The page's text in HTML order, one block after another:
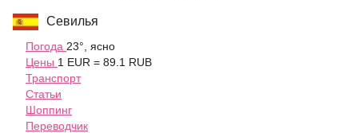
Севилья
Погода 23°, ясно
Цены 1 EUR = 89.1 RUB
Транспорт
Статьи
Шоппинг
Переводчик